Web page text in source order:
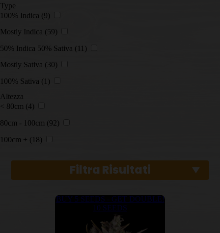
Type
100% Indica (9)
Mostly Indica (59)
50% Indica 50% Sativa (11)
Mostly Sativa (30)
100% Sativa (1)
Altezza
< 80cm (4)
80cm - 100cm (92)
100cm + (18)
Filtra Risultati
BUY 5 SEEDS - GET DOUBLE!
10 SEEDS